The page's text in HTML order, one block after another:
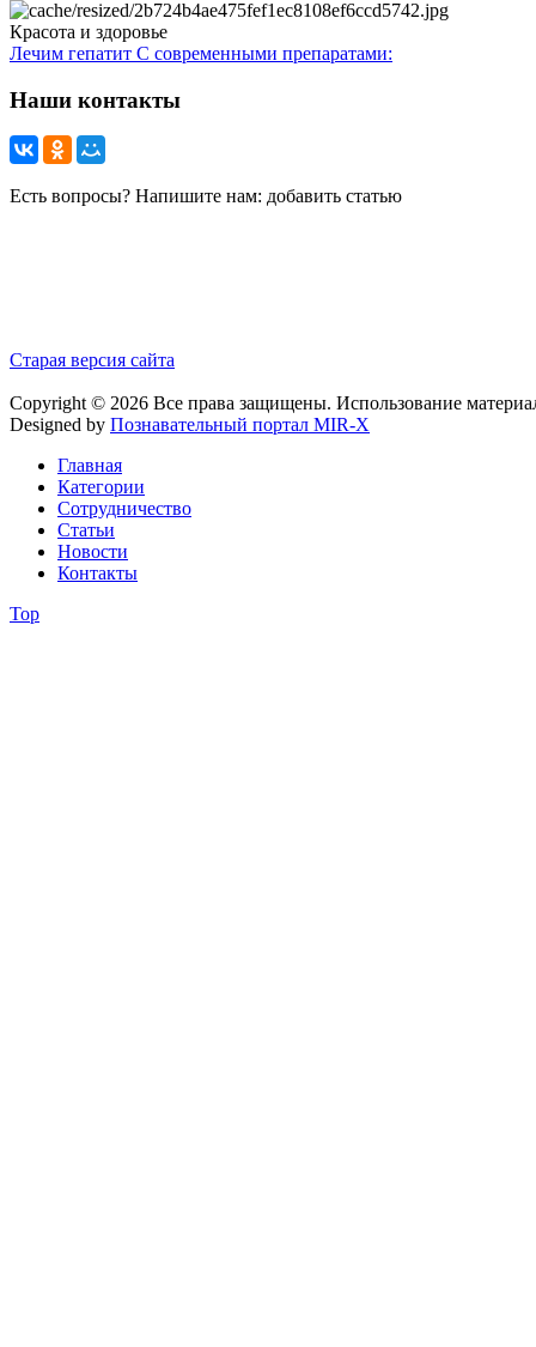
Красота и здоровье
Лечим гепатит С современными препаратами:
Наши контакты
Есть вопросы? Напишите нам: добавить статью
Старая версия сайта
Copyright © 2026 Все права защищены. Использование
Designed by Познавательный портал MIR-X
Главная
Категории
Сотрудничество
Статьи
Новости
Контакты
Top